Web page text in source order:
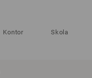
Kontor Skola